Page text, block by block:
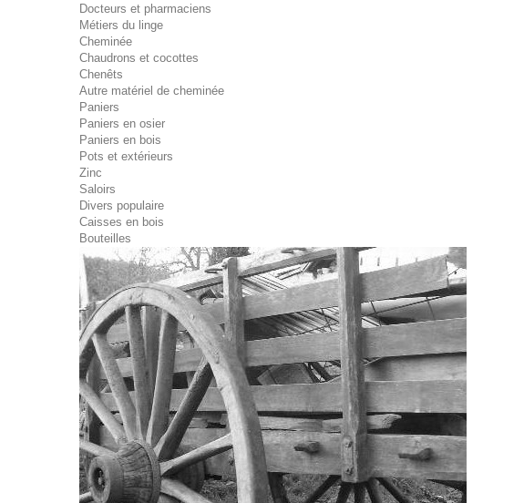
Docteurs et pharmaciens
Métiers du linge
Cheminée
Chaudrons et cocottes
Chenêts
Autre matériel de cheminée
Paniers
Paniers en osier
Paniers en bois
Pots et extérieurs
Zinc
Saloirs
Divers populaire
Caisses en bois
Bouteilles